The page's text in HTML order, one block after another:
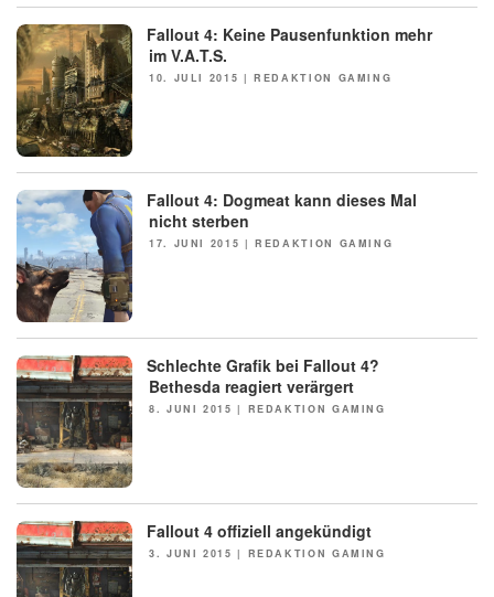
NEWS
Fallout 4: Keine Pausenfunktion mehr
im V.A.T.S.
POSTED
10. JULI 2015 |REDAKTION GAMING
NEWS
Fallout 4: Dogmeat kann dieses Mal
nicht sterben
POSTED
17. JUNI 2015 |REDAKTION GAMING
NEWS
Schlechte Grafik bei Fallout 4?
Bethesda reagiert verärgert
POSTED
8. JUNI 2015 | REDAKTION GAMING
NEWS Fallout 4 offiziell angekündigt
POSTED
3. JUNI 2015 | REDAKTION GAMING